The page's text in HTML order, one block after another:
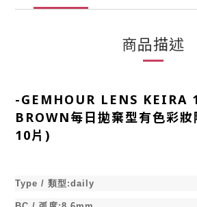
商品描述
-GEMHOUR LENS KEIRA
BROWN每日拋棄型有色彩
10片)
Type / 類型 :daily